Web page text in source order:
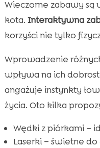
Wieczorne zabawy są
kota. Interaktywna
korzyści nie tylko
Wprowadzenie
wpływa na ich
angażuje instynkty
życia. Oto kilka
Wędki z piórkami –
Laserki – świetne